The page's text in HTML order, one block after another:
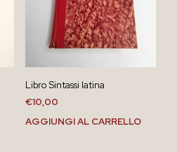
Libro Sintassi latina
€10,00
AGGIUNGI AL CARRELLO